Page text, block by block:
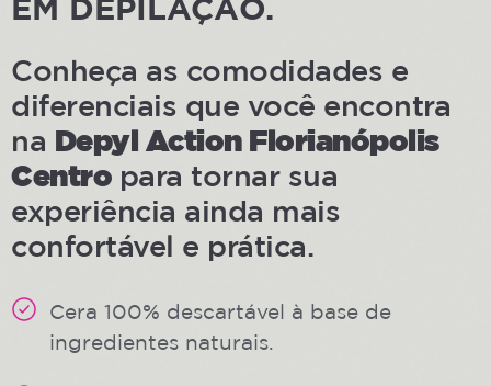
EM DEPILAÇÃO.
Conheça as comodidades e
diferenciais que você encontra
na Depyl Action Florianópolis
Centro para tornar sua
experiência ainda mais
confortável e prática.
Cera 100% descartável à base de
ingredientes naturais.